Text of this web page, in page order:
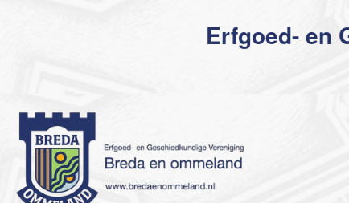
Erfgoed- en